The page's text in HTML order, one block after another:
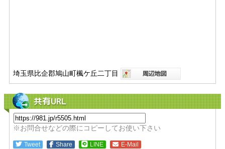
埼玉県比企郡鳩山町楓ケ丘二丁目
共有URL
※お問合せなどの際にコピーしてお使い下さい
Tweet Share LINE E-Mail